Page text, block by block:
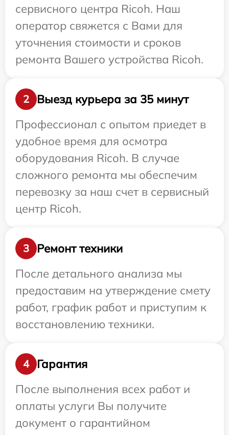
сервисного центра Ricoh. Наш
оператор свяжется с Вами для
уточнения стоимости и сроков
ремонта Вашего устройства Ricoh.
2
Выезд курьера за 35 минут
Профессионал с опытом приедет в
удобное время для осмотра
оборудования Ricoh. В случае
сложного ремонта мы обеспечим
перевозку за наш счет в сервисный
центр Ricoh.
3
Ремонт техники
После детального анализа мы
предоставим на утверждение смету
работ, график работ и приступим к
восстановлению техники.
4
Гарантия
После выполнения всех работ и
оплаты услуги Вы получите
документ о гарантийном